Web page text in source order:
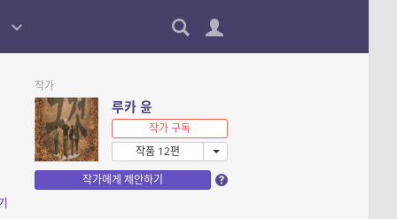
작가
루카 윤
작가 구독
작품 12편
작가에게 제안하기